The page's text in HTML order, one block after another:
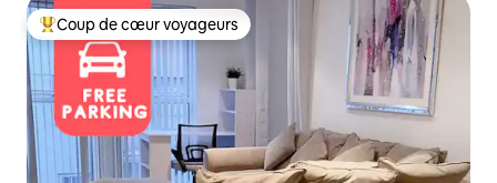
Coups de cœur voyageurs les plus appréciés
Coup de cœur voyageurs